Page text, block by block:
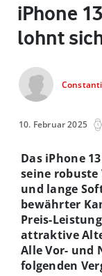
iPhone
lohnt
10. Februar 2025
Das iPhone
seine
und lange
bewährter
Preis-
attraktive
Alle Vor- und
folgenden